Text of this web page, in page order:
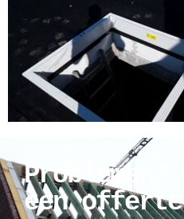
Problemen?
een